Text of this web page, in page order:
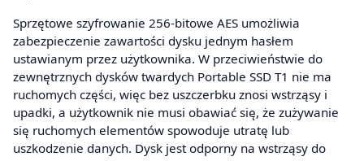
Sprzętowe szyfrowanie 256-bitowe AES umożliwia
zabezpieczenie zawartości dysku jednym hasłem
ustawianym przez użytkownika. W przeciwieństwie do
zewnętrznych dysków twardych Portable SSD T1 nie ma
ruchomych części, więc bez uszczerbku znosi wstrząsy i
upadki, a użytkownik nie musi obawiać się, że zużywanie
się ruchomych elementów spowoduje utratę lub
uszkodzenie danych. Dysk jest odporny na wstrząsy do